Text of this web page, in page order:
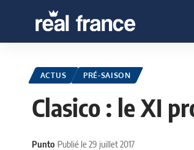
ACTUS PRÉ-SAISON
Clasico : le XI
Punto Publié le 29 juillet 2017